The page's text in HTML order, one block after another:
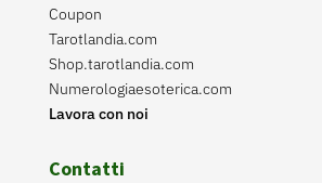
Coupon
Tarotlandia.com
Shop.tarotlandia.com
Numerologiaesoterica.com
Lavora con noi
Contatti